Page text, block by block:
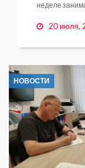
неделе
20 июля,
НОВОСТИ